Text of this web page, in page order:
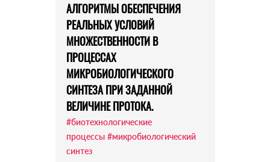
АЛГОРИТМЫ ОБЕСПЕЧЕНИЯ
РЕАЛЬНЫХ УСЛОВИЙ
МНОЖЕСТВЕННОСТИ В
ПРОЦЕССАХ
МИКРОБИОЛОГИЧЕСКОГО
СИНТЕЗА ПРИ ЗАДАННОЙ
ВЕЛИЧИНЕ ПРОТОКА.
#биотехнологические
процессы #микробиологический
синтез